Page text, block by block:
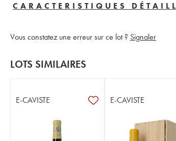
CARACTERISTIQUES
Vous constatez une erreur sur ce lot ? Signaler
LOTS SIMILAIRES
E-CAVISTE E-CAVISTE